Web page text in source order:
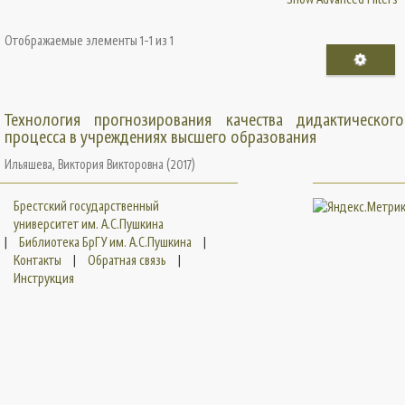
Отображаемые элементы 1-1 из 1
Технология прогнозирования качества дидактического
процесса в учреждениях высшего образования
Ильяшева, Виктория Викторовна (2017)
Брестский государственный
университет им. А.С.Пушкина
|
Библиотека БрГУ им. А.С.Пушкина
|
Контакты
| Обратная связь
|
Инструкция